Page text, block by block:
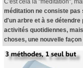
C'est cela la "méditation",
méditation ne consiste
d'un arbre et à se
activités quotidiennes,
choses, une nouvelle